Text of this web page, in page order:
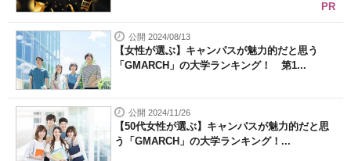
PR
公開 2024/08/13
【女性が選ぶ】キャンパスが魅力的だと思う
「GMARCH」の大学ランキング！ 第1...
公開 2024/11/26
【50代女性が選ぶ】キャンパスが魅力的だと思
う「GMARCH」の大学ランキング！...